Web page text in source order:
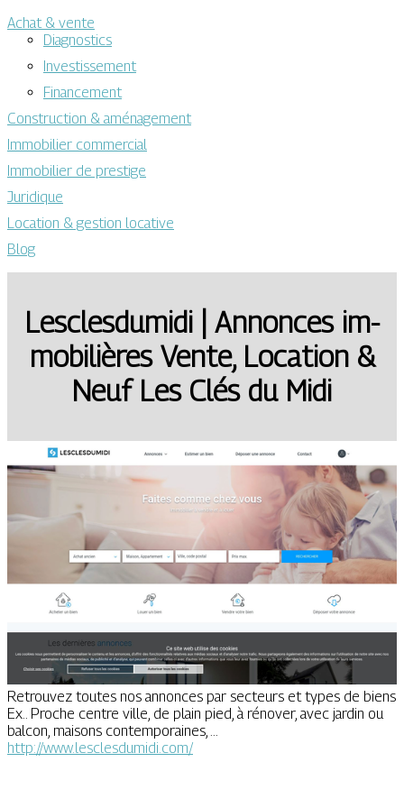
Achat & vente
Diagnostics
Investissement
Financement
Construction & aménagement
Immobilier commercial
Immobilier de prestige
Juridique
Location & gestion locative
Blog
Lescles­dumi­di | Annonces im­
mobi­lières Vente, Location &
Neuf Les Clés du Midi
Retrouvez toutes nos annonces par secteurs et types de biens
Ex.. Proche centre ville, de plain pied, à rénover, avec jardin ou
balcon, maisons contemporaines, ...
http://www.lesclesdumidi.com/